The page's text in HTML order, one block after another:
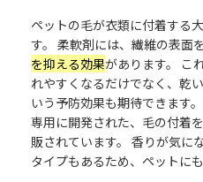
ペットの毛が衣類に付着する
す。 柔軟剤には、繊維の表面
を抑える効果があります。 こ
れやすくなるだけでなく、乾
いう予防効果も期待できます
専用に開発された、毛の付着
販されています。 香りが気に
タイプもあるため、ペットに